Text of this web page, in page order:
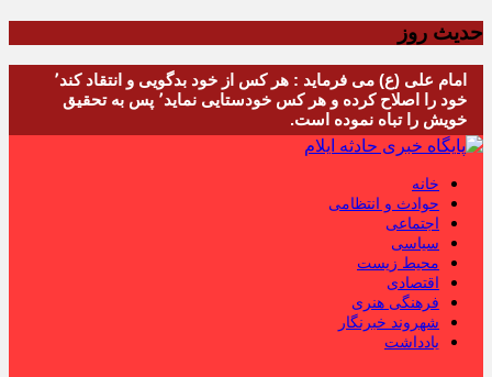
حدیث روز
امام علی (ع) می فرماید : هر کس از خود بدگویی و انتقاد کند٬
خود را اصلاح کرده و هر کس خودستایی نماید٬ پس به تحقیق
خویش را تباه نموده است.
خانه
حوادث و انتظامی
اجتماعی
سیاسی
محیط زیست
اقتصادی
فرهنگی هنری
شهروند خبرنگار
یادداشت